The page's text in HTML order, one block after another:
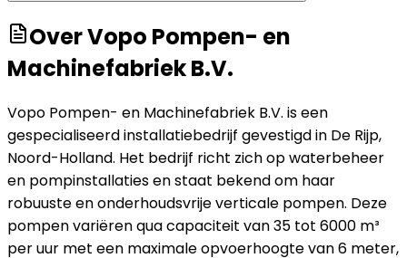
OverVopo Pompen- en
Machinefabriek B.V.
Vopo Pompen- en Machinefabriek B.V. is een
gespecialiseerd installatiebedrijf gevestigd in De Rijp,
Noord-Holland. Het bedrijf richt zich op waterbeheer
en pompinstallaties en staat bekend om haar
robuuste en onderhoudsvrije verticale pompen. Deze
pompen variëren qua capaciteit van 35 tot 6000 m³
per uur met een maximale opvoerhoogte van 6 meter,